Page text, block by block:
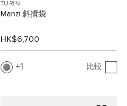
TURIN
Manzi 斜揹袋
HK$6,700
1 比較